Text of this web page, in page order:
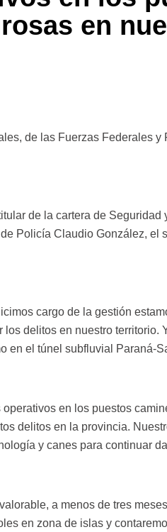
en
de las Fuerzas Federales
de la cartera de
Policía Claudio González, el
cargo de la gestión
delitos en nuestro territorio.
el túnel subfluvial Paraná-
en los puestos
delitos en la provincia.
y canes para continuar
a menos de tres
en zona de islas y